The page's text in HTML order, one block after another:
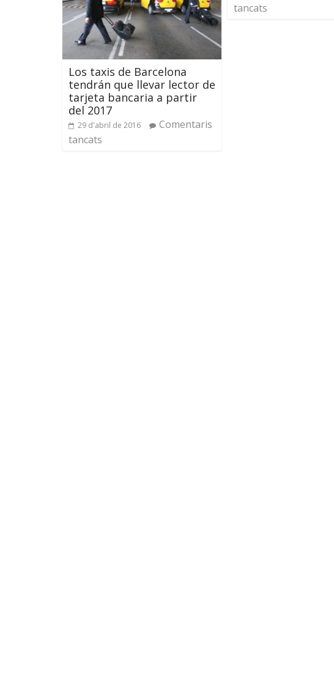
Los taxis de Barcelona
tendrán que llevar lector de
tarjeta bancaria a partir
del 2017
29 d'abril de 2016
Comentaris
tancats
tancats